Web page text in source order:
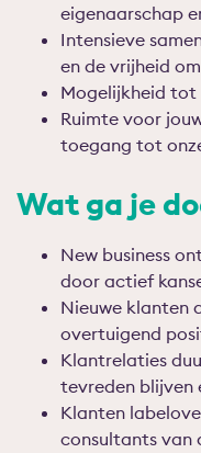
eigenaarschap
Intensieve
en de vrijheid
Mogelijkheid tot
Ruimte voor
toegang tot
Wat ga je
New business
door actief
Nieuwe klanten
overtuigend
Klantrelaties
tevreden blijven
Klanten
consultants van